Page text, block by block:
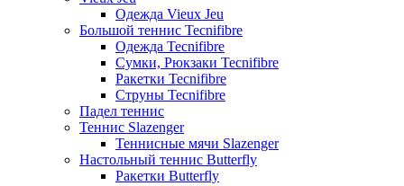
Одежда Vieux Jeu
Большой теннис Tecnifibre
Одежда Tecnifibre
Сумки, Рюкзаки Tecnifibre
Ракетки Tecnifibre
Струны Tecnifibre
Падел теннис
Теннис Slazenger
Теннисные мячи Slazenger
Настольный теннис Butterfly
Ракетки Butterfly